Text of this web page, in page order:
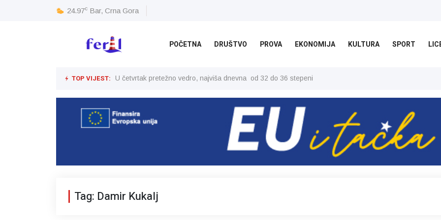
24.97c Bar, Crna Gora
POČETNA DRUŠTVO PROVA EKONOMIJA KULTURA SPORT
TOP VIJEST: U četvrtak pretežno vedro, najviša dnevna od 32 do 36 stepeni
Tag: Damir Kukalj